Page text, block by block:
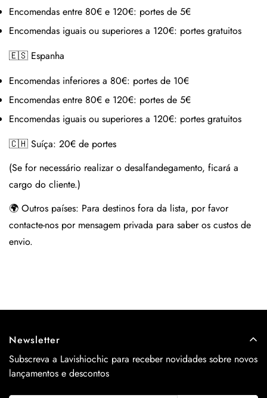
Encomendas entre 80€ e 120€: portes de 5€
Encomendas iguais ou superiores a 120€: portes gratuitos
🇪🇸 Espanha
Encomendas inferiores a 80€: portes de 10€
Encomendas entre 80€ e 120€: portes de 5€
Encomendas iguais ou superiores a 120€: portes gratuitos
🇨🇭 Suíça: 20€ de portes
(Se for necessário realizar o desalfandegamento, ficará a
cargo do cliente.)
🌍 Outros países: Para destinos fora da lista, por favor
contacte-nos por mensagem privada para saber os custos de
envio.
Newsletter
Subscreva a Lavishiochic para receber novidades sobre novos
lançamentos e descontos